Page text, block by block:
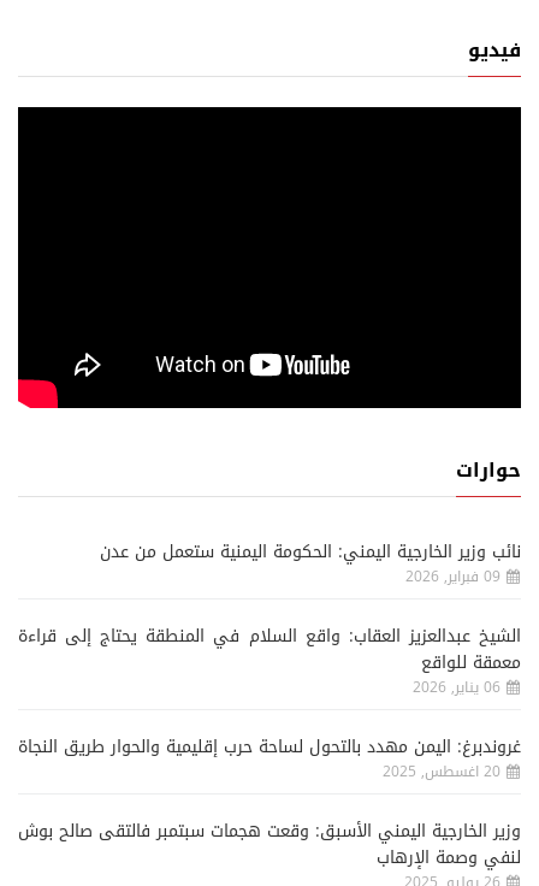
فيديو
حوارات
نائب وزير الخارجية اليمني: الحكومة اليمنية ستعمل من عدن
09 فبراير, 2026
الشيخ عبدالعزيز العقاب: واقع السلام في المنطقة يحتاج إلى قراءة
معمقة للواقع
06 يناير, 2026
غروندبرغ: اليمن مهدد بالتحول لساحة حرب إقليمية والحوار طريق النجاة
20 اغسطس, 2025
وزير الخارجية اليمني الأسبق: وقعت هجمات سبتمبر فالتقى صالح بوش
لنفي وصمة الإرهاب